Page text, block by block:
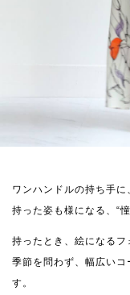
ワンハンドルの持ち手に
持った姿も様になる、“
持ったとき、絵になるフ
季節を問わず、幅広いコ
す。